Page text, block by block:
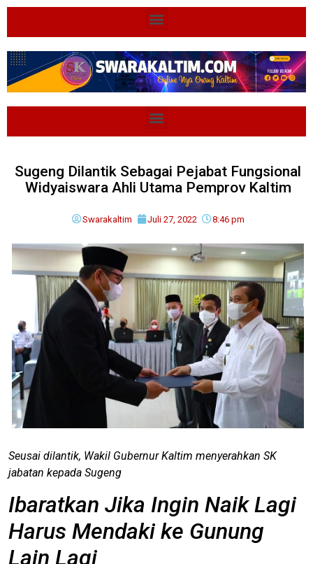
Sugeng Dilantik Sebagai Pejabat Fungsional
Widyaiswara Ahli Utama Pemprov Kaltim
Swarakaltim Juli 27, 2022 8:46 pm
Seusai dilantik, Wakil Gubernur Kaltim menyerahkan SK
jabatan kepada Sugeng
Ibaratkan Jika Ingin Naik Lagi
Harus Mendaki ke Gunung
Lain Lagi